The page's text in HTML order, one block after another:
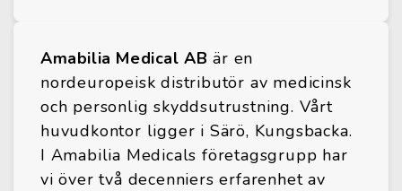
Amabilia Medical AB är en
nordeuropeisk distributör av medicinsk
och personlig skyddsutrustning. Vårt
huvudkontor ligger i Särö, Kungsbacka.
I Amabilia Medicals företagsgrupp har
vi över två decenniers erfarenhet av